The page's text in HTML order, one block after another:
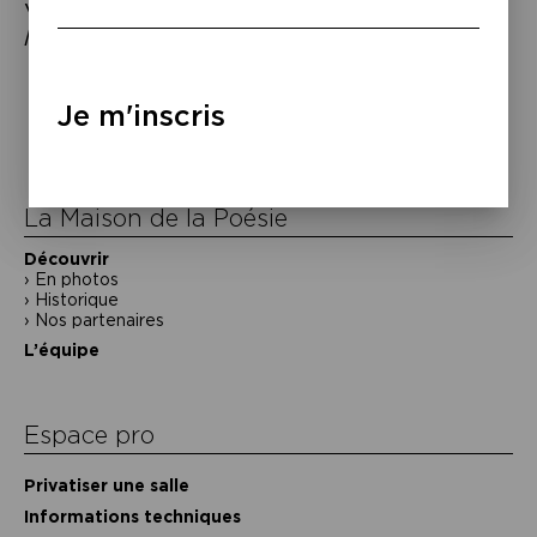
Véronique Aubouy et Mathieu Riboulet,
la lecture, Grasset, coll. « Bleue », 2014.
de
La Maison de la Poésie
Découvrir
En photos
Historique
Nos partenaires
L’équipe
Espace pro
Privatiser une salle
Informations techniques
Je m'inscris